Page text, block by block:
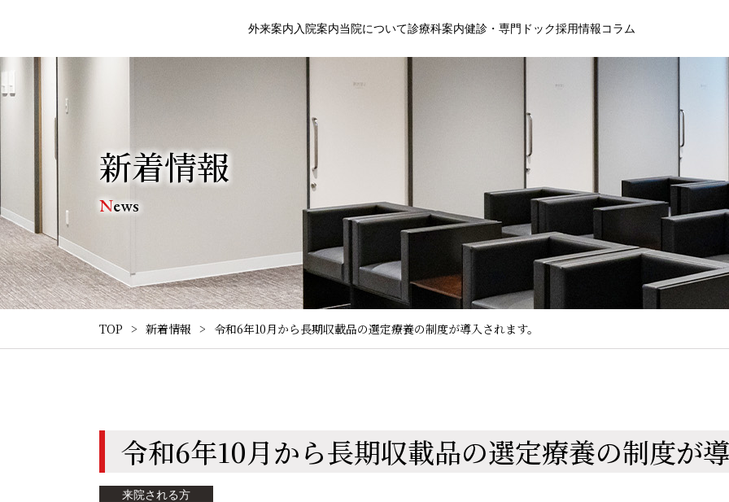
外来案内 入院案内当院について診療科案内健診・専門ドック採用情報コラム
新着情報
News
TOP 新着情報 令和6年10月から長期収載品の選定療養の制度が導入されます。
令和6年10月から長期収載品の選定療養の制度が
来院される方